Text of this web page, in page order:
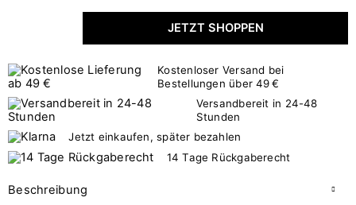
JETZT SHOPPEN
Kostenloser Versand bei
Bestellungen über 49 €
Versandbereit in 24-48
Stunden
Jetzt einkaufen, später bezahlen
14 Tage Rückgaberecht
Beschreibung